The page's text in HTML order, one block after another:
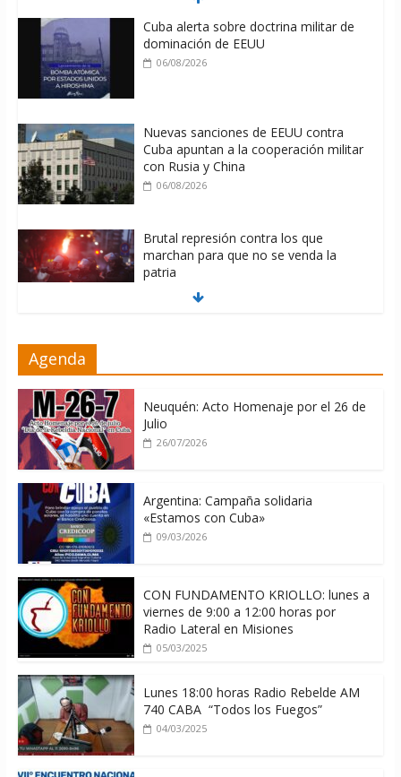
Cuba alerta sobre doctrina militar de
dominación de EEUU
06/08/2026
Nuevas sanciones de EEUU contra
Cuba apuntan a la cooperación militar
con Rusia y China
06/08/2026
Brutal represión contra los que
marchan para que no se venda la
patria
06/08/2026
06/08/2026
Agenda
Neuquén: Acto Homenaje por el 26 de
Julio
26/07/2026
Argentina: Campaña solidaria
«Estamos con Cuba»
09/03/2026
CON FUNDAMENTO KRIOLLO: lunes a
viernes de 9:00 a 12:00 horas por
Radio Lateral en Misiones
05/03/2025
Lunes 18:00 horas Radio Rebelde AM
740 CABA “Todos los Fuegos”
04/03/2025